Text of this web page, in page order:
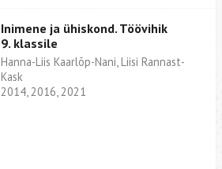
Inimene ja ühiskond. Töövihik
9. klassile
Hanna-Liis Kaarlõp-Nani, Liisi Rannast-
Kask
2014, 2016, 2021